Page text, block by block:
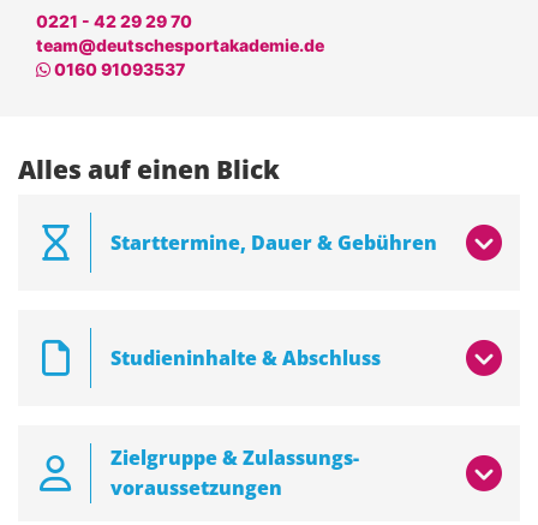
0221 - 42 29 29 70
team@deutschesportakademie.de
Whatsapp
0160 91093537
Alles auf einen Blick
Starttermine, Dauer & Gebühren
Studieninhalte & Abschluss
Zielgruppe & Zulassungs­
voraussetzungen